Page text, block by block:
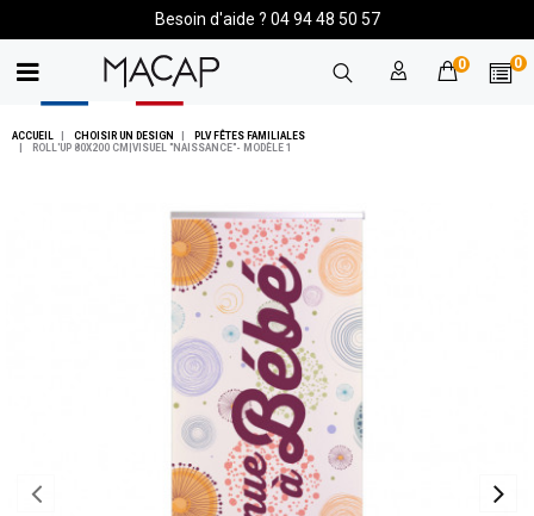
Besoin d'aide ? 04 94 48 50 57
0 0
ACCUEIL CHOISIR UN DESIGN
PLV FÊTES FAMILIALES
ROLL'UP 80X200 CM|VISUEL "NAISSANCE"- MODÈLE 1